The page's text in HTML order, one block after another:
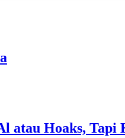
atau Hoaks, Tapi